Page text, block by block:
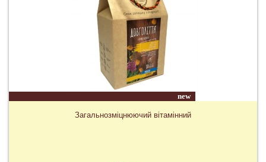
new
Загальнозміцнюючий вітамінний